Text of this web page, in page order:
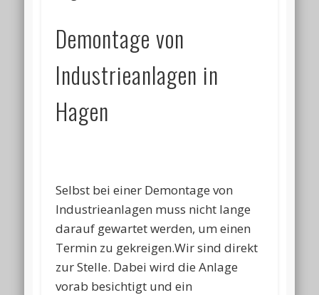
Demontage von
Industrieanlagen in
Hagen
Selbst bei einer Demontage von
Industrieanlagen muss nicht lange
darauf gewartet werden, um einen
Termin zu gekreigen.Wir sind direkt
zur Stelle. Dabei wird die Anlage
vorab besichtigt und ein